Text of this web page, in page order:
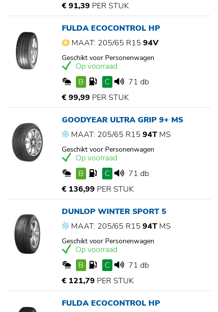
€ 91,39 PER STUK
FULDA ECOCONTROL HP
MAAT: 205/65 R15 94V
Geschikt voor Personenwagen
Op voorraad
B
C
71 db
€ 99,99 PER STUK
GOODYEAR ULTRA GRIP 9+ MS
MAAT: 205/65 R15 94T MS
Geschikt voor Personenwagen
Op voorraad
B
C
71 db
€ 136,99 PER STUK
DUNLOP WINTER SPORT 5
MAAT: 205/65 R15 94T MS
Geschikt voor Personenwagen
Op voorraad
B
C
71 db
€ 121,79 PER STUK
FULDA ECOCONTROL HP